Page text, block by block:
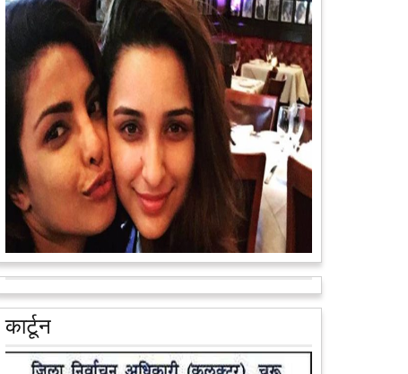
अब एक आइडिया बदलेगा हिमाचल के युवाओं की किस्मत, जानिए
हमीरपुर में अब एक आइडिया युवाओं की किस्मत बदलने जा रहा है।
भारत सरकार के स्टार्टअप मिशन के तहत सबंधित टीम मोबाइल
वैन के जरिए पूरे देश के कोने-कोने मे... आगे पढ़ें
आरक्षण के विरोध में राजा भैया बोले, प्रमोशन का आधार गुणवत्ता
और वरिष्ठता हो, जाति नहीं
प्रतापगढ़ के कुंडा से बाहुबली विधायक रघुराज प्रताप सिंह उर्फ
राजा भैया ने शुक्रवार को लखनऊ में प्रेस कांफ्रेंस कर नई
राजनीतिक पार्टी बनाने की आधिकारिक... आगे पढ़ें
कार्टून